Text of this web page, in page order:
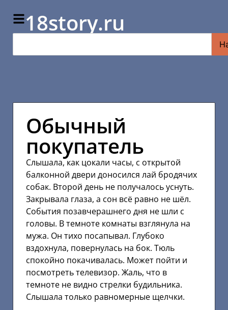
18story.ru
Обычный
покупатель
Слышала, как цокали часы, с открытой
балконной двери доносился лай бродячих
собак. Второй день не получалось уснуть.
Закрывала глаза, а сон всё равно не шёл.
События позавчерашнего дня не шли с
головы. В темноте комнаты взглянула на
мужа. Он тихо посапывал. Глубоко
вздохнула, повернулась на бок. Тюль
спокойно покачивалась. Может пойти и
посмотреть телевизор. Жаль, что в
темноте не видно стрелки будильника.
Слышала только равномерные щелчки.